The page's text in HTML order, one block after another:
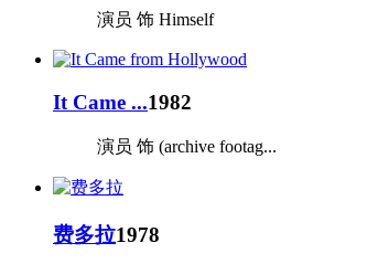
演员 饰 Himself
It Came ...1982
演员 饰 (archive footag...
费多拉1978